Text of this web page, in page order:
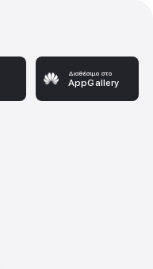
Διαθέσιμο στο
AppGallery